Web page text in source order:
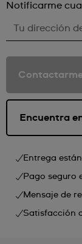
Notificarme
Tu dirección
Encuentra
Entrega
Pago seguro
Mensaje de
Satisfacción